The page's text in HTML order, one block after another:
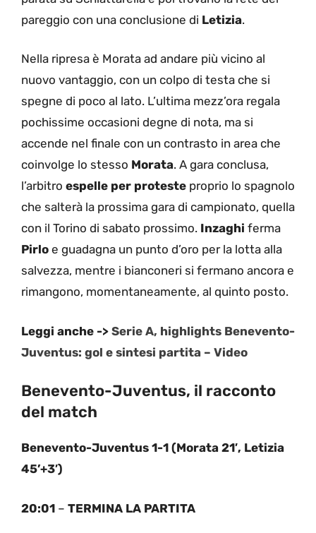
pareggio con una conclusione di Letizia.
Nella ripresa è Morata ad andare più vicino al
nuovo vantaggio, con un colpo di testa che si
spegne di poco al lato. L’ultima mezz’ora regala
pochissime occasioni degne di nota, ma si
accende nel finale con un contrasto in area che
coinvolge lo stesso Morata. A gara conclusa,
l’arbitro espelle per proteste proprio lo spagnolo
che salterà la prossima gara di campionato, quella
con il Torino di sabato prossimo. Inzaghi ferma
Pirlo e guadagna un punto d’oro per la lotta alla
salvezza, mentre i bianconeri si fermano ancora e
rimangono, momentaneamente, al quinto posto.
Leggi anche -> Serie A, highlights Benevento-
Juventus: gol e sintesi partita – Video
Benevento-Juventus, il racconto
del match
Benevento-Juventus 1-1 (Morata 21′, Letizia
45’+3′)
20:01 – TERMINA LA PARTITA